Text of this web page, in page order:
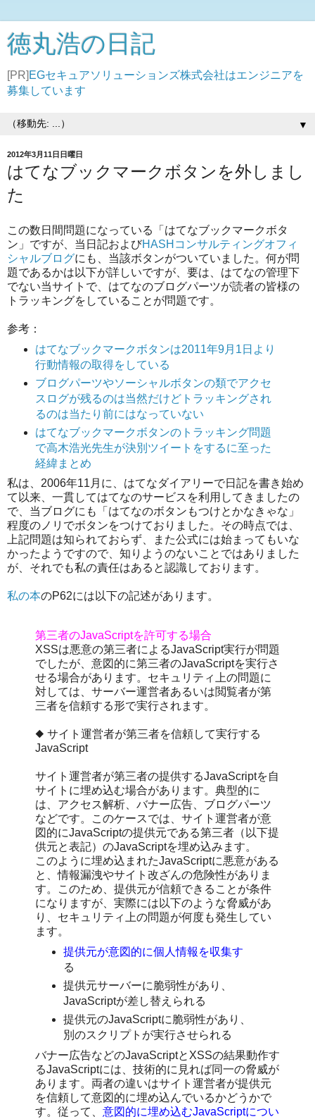
徳丸浩の日記
[PR] EGセキュアソリューションズ株式会社はエンジニアを
募集しています
▼
2012年3月11日日曜日
はてなブックマークボタンを外しまし
た
この数日間問題になっている「はてなブックマークボタ
ン」ですが、当日記およびHASHコンサルティングオフィ
シャルブログにも、当該ボタンがついていました。何が問
題であるかは以下が詳しいですが、要は、はてなの管理下
でない当サイトで、はてなのブログパーツが読者の皆様の
トラッキングをしていることが問題です。
参考：
はてなブックマークボタンは2011年9月1日より
行動情報の取得をしている
ブログパーツやソーシャルボタンの類でアクセ
スログが残るのは当然だけどトラッキングされ
るのは当たり前にはなっていない
はてなブックマークボタンのトラッキング問題
で高木浩光先生が決別ツイートをするに至った
経緯まとめ
私は、2006年11月に、はてなダイアリーで日記を書き始め
て以来、一貫してはてなのサービスを利用してきましたの
で、当ブログにも「はてなのボタンもつけとかなきゃな」
程度のノリでボタンをつけておりました。その時点では、
上記問題は知られておらず、また公式には始まってもいな
かったようですので、知りようのないことではありました
が、それでも私の責任はあると認識しております。
私の本のP62には以下の記述があります。
第三者のJavaScriptを許可する場合
XSSは悪意の第三者によるJavaScript実行が問題
でしたが、意図的に第三者のJavaScriptを実行さ
せる場合があります。セキュリティ上の問題に
対しては、サーバー運営者あるいは閲覧者が第
三者を信頼する形で実行されます。
◆ サイト運営者が第三者を信頼して実行する
JavaScript
サイト運営者が第三者の提供するJavaScriptを自
サイトに埋め込む場合があります。典型的に
は、アクセス解析、バナー広告、ブログパーツ
などです。このケースでは、サイト運営者が意
図的にJavaScriptの提供元である第三者（以下提
供元と表記）のJavaScriptを埋め込みます。
このように埋め込まれたJavaScriptに悪意がある
と、情報漏洩やサイト改ざんの危険性がありま
す。このため、提供元が信頼できることが条件
になりますが、実際には以下のような脅威があ
り、セキュリティ上の問題が何度も発生してい
ます。
提供元が意図的に個人情報を収集す
る
提供元サーバーに脆弱性があり、
JavaScriptが差し替えられる
提供元のJavaScriptに脆弱性があり、
別のスクリプトが実行させられる
バナー広告などのJavaScriptとXSSの結果動作す
るJavaScriptには、技術的に見れば同一の脅威が
あります。両者の違いはサイト運営者が提供元
を信頼して意図的に埋め込んでいるかどうかで
す。従って、 意図的に埋め込むJavaScriptについ